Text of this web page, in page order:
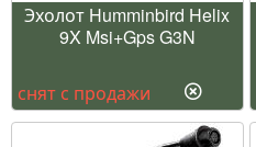
Эхолот Humminbird Helix
9X Msi+Gps G3N
снят с продажи